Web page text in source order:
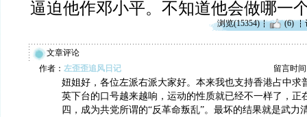
逼迫他作邓小平。不知道他会做哪一
浏览(15354) (6)
文章评论
作者： 左歪歪追风日记 留言时间
妞姐好，各位左派右派大家好。本来我也支持香港占中求
英下台的口号越来越响，运动的性质就已经不一样了，正
四，成为共党所谓的“反革命叛乱”。最坏的结果就是武力